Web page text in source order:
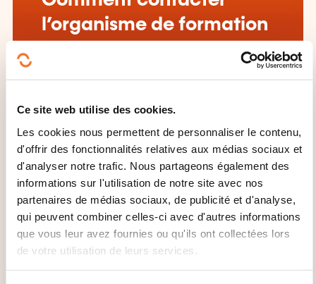
Ce site web utilise des cookies.
Les cookies nous permettent de personnaliser le contenu,
d'offrir des fonctionnalités relatives aux médias sociaux et
d'analyser notre trafic. Nous partageons également des
informations sur l'utilisation de notre site avec nos
partenaires de médias sociaux, de publicité et d'analyse,
qui peuvent combiner celles-ci avec d'autres informations
que vous leur avez fournies ou qu'ils ont collectées lors
de votre utilisation de leurs services.
l’organisme de formation
House of Training
+352 46 50 16 1
En savoir plus sur l’organisme de
formation: House of Training